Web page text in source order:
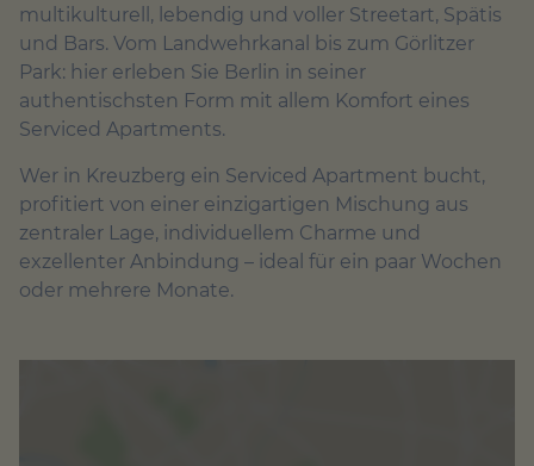
multikulturell, lebendig und voller Streetart, Spätis
und Bars. Vom Landwehrkanal bis zum Görlitzer
Park: hier erleben Sie Berlin in seiner
authentischsten Form mit allem Komfort eines
Serviced Apartments.
Wer in Kreuzberg ein Serviced Apartment bucht,
profitiert von einer einzigartigen Mischung aus
zentraler Lage, individuellem Charme und
exzellenter Anbindung – ideal für ein paar Wochen
oder mehrere Monate.